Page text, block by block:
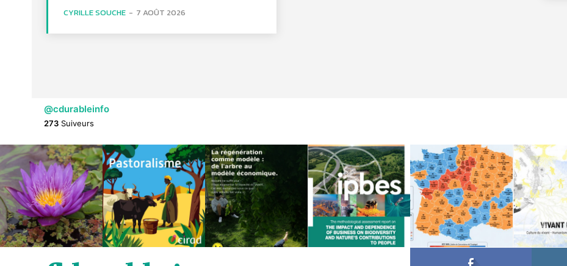
CYRILLE SOUCHE - 7 AOÛT 2026
@cdurableinfo
273 Suiveurs